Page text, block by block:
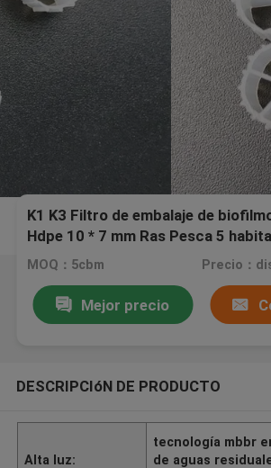
K1 K3 Filtro de embalaje de
Hdpe 10 * 7 mm Ras Pesca 5
MOQ：5cbm
Mejor precio
DESCRIPCIóN DE PRODUCTO
Alta luz:
tecnología mbbr
de aguas